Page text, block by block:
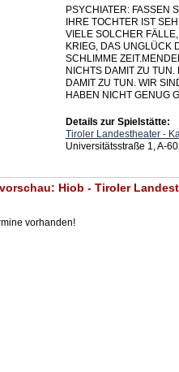
PSYCHIATER: FASSEN
IHRE TOCHTER IST
VIELE SOLCHER
KRIEG, DAS UNGLÜCK
SCHLIMME
NICHTS DAMIT ZU TUN.
DAMIT ZU TUN. WIR
HABEN NICHT GENUG
Details zur Spielstätte:
Tiroler Landestheater -
Universitätsstraße 1, A-
Hiob - Tiroler
vorhanden!